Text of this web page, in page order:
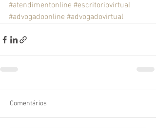
#atendimentonline #escritoriovirtual
#advogadoonline #advogadovirtual
Comentários